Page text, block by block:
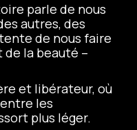
parle de nous
autres, des
de nous faire
la beauté –
et libérateur, où
les
plus léger.